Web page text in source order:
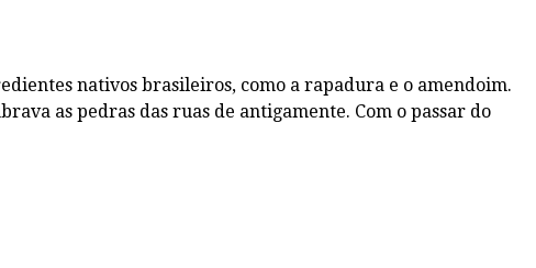
nativos brasileiros, como a rapadura e o amendoim.
as pedras das ruas de antigamente. Com o passar do